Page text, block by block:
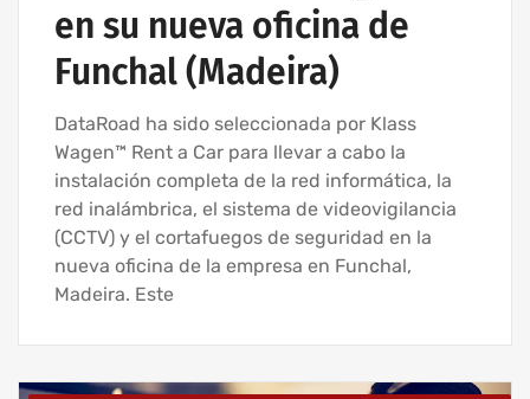
en su nueva oficina de
Funchal (Madeira)
DataRoad ha sido seleccionada por Klass
Wagen™ Rent a Car para llevar a cabo la
instalación completa de la red informática, la
red inalámbrica, el sistema de videovigilancia
(CCTV) y el cortafuegos de seguridad en la
nueva oficina de la empresa en Funchal,
Madeira. Este